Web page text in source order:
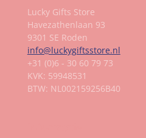
Lucky Gifts Store
Havezathenlaan 93
9301 SE Roden
info@luckygiftsstore.nl
+31 (0)6 - 30 60 79 73
KVK: 59948531
BTW: NL002159256B40